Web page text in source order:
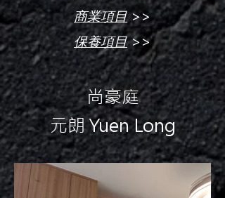
商業項目>>
保養項目>>
尚豪庭
元朗 Yuen Long